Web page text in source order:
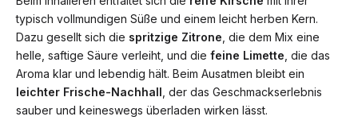
typisch vollmundigen Süße und einem leicht herben Kern.
Dazu gesellt sich die spritzige Zitrone , die dem Mix eine
helle, saftige Säure verleiht, und die feine Limette , die das
Aroma klar und lebendig hält. Beim Ausatmen bleibt ein
leichter Frische-Nachhall , der das Geschmackserlebnis
sauber und keineswegs überladen wirken lässt.